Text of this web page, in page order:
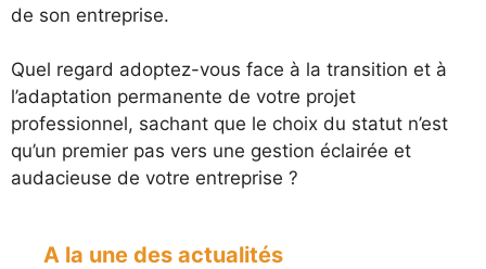
de son entreprise.
Quel regard adoptez-vous face à la transition et à
l’adaptation permanente de votre projet
professionnel, sachant que le choix du statut n’est
qu’un premier pas vers une gestion éclairée et
audacieuse de votre entreprise ?
A la une des actualités